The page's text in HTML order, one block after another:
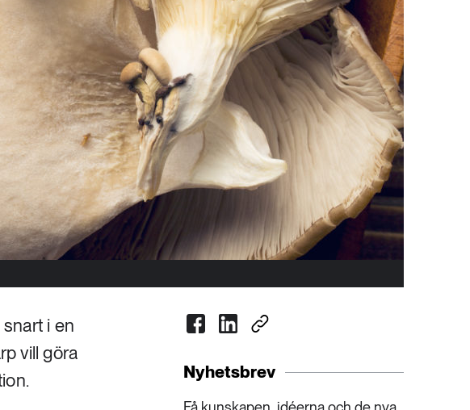
i en
vill göra
Nyhetsbrev